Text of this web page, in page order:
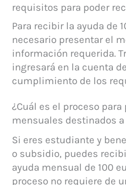
requisitos para poder
Para recibir la ayuda de
necesario presentar el
información requerida.
ingresará en la cuenta
cumplimiento de los
¿Cuál es el proceso
mensuales destinados
Si eres estudiante y
o subsidio, puedes
ayuda mensual de 100
proceso no requiere de